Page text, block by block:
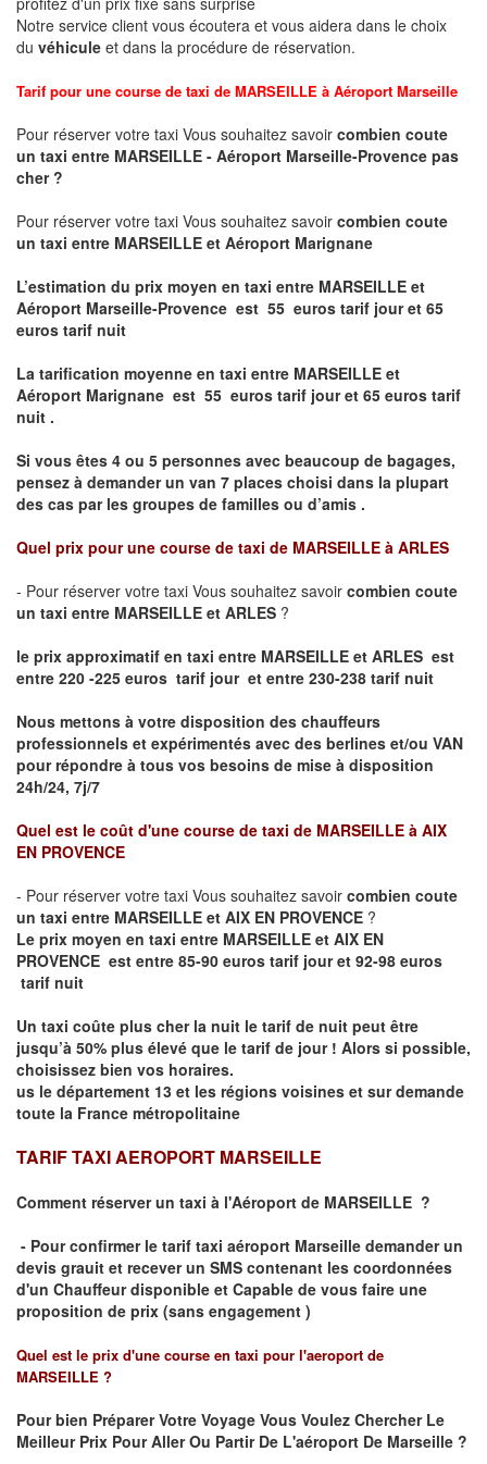
Notre service client vous écoutera et vous aidera dans le choix
du véhicule et dans la procédure de réservation.
Tarif pour une course de taxi de MARSEILLE à Aéroport Marseille
Pour réserver votre taxi Vous souhaitez savoir combien coute
un taxi entre MARSEILLE - Aéroport Marseille-Provence pas
cher ?
Pour réserver votre taxi Vous souhaitez savoir combien coute
un taxi entre MARSEILLE et Aéroport Marignane
L’estimation du prix moyen en taxi entre MARSEILLE et
Aéroport Marseille-Provence est 55 euros tarif jour et 65
euros tarif nuit
La tarification moyenne en taxi entre MARSEILLE et
Aéroport Marignane est 55 euros tarif jour et 65 euros tarif
nuit .
Si vous êtes 4 ou 5 personnes avec beaucoup de bagages,
pensez à demander un van 7 places choisi dans la plupart
des cas par les groupes de familles ou d’amis .
Quel prix pour une course de taxi de MARSEILLE à ARLES
- Pour réserver votre taxi Vous souhaitez savoir combien coute
un taxi entre MARSEILLE et ARLES ?
le prix approximatif en taxi entre MARSEILLE et ARLES est
entre 220 -225 euros tarif jour et entre 230-238 tarif nuit
Nous mettons à votre disposition des chauffeurs
professionnels et expérimentés avec des berlines et/ou VAN
pour répondre à tous vos besoins de mise à disposition
24h/24, 7j/7
Quel est le coût d'une course de taxi de MARSEILLE à AIX
EN PROVENCE
- Pour réserver votre taxi Vous souhaitez savoir combien coute
un taxi entre MARSEILLE et AIX EN PROVENCE ?
Le prix moyen en taxi entre MARSEILLE et AIX EN
PROVENCE est entre 85-90 euros tarif jour et 92-98 euros
tarif nuit
Un taxi coûte plus cher la nuit le tarif de nuit peut être
jusqu’à 50% plus élevé que le tarif de jour ! Alors si possible,
choisissez bien vos horaires.
us le département 13 et les régions voisines et sur demande
toute la France métropolitaine
TARIF TAXI AEROPORT MARSEILLE
Comment réserver un taxi à l'Aéroport de MARSEILLE ?
- Pour confirmer le tarif taxi aéroport Marseille demander un
devis grauit et recever un SMS contenant les coordonnées
d'un Chauffeur disponible et Capable de vous faire une
proposition de prix (sans engagement )
Quel est le prix d'une course en taxi pour l'aeroport de
MARSEILLE ?
Pour bien Préparer Votre Voyage Vous Voulez Chercher Le
Meilleur Prix Pour Aller Ou Partir De L'aéroport De Marseille ?